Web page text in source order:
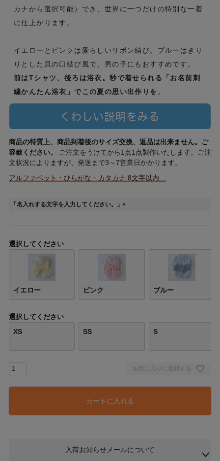
カナから選択可能）でき、世界に一つだけの特別な一着
に仕上がります。
イエローとピンクは愛らしいリボン結び。ブルーはきり
りとした貝の口結び風で、男の子にもおすすめです。
前はTシャツ、後ろは浴衣。秒で着せられる「お名前刺
繍かんたん浴衣」でこの夏の思い出作りを 。
商品の特質上、商品到着後のサイズ交換、返品は出来ません。ご
容赦ください。
ご注文をうけてから1点1点製作いたします。ご注
文状況によりますが、発送まで3～7営業日かかります。
アルファベット・ひらがな・カタカナ 8文字以内
「名入れする文字を入力してください。」
(
選択してください
イエロー ピンク ブルー
選択してください
XS
SS S
お気に入りに登録する
カートに入れる
入荷お知らせメールについて